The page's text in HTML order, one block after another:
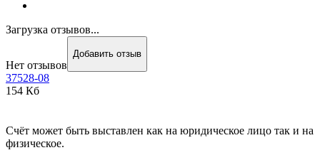
Загрузка отзывов...
Нет отзывов
Добавить отзыв
37528-08
154 Кб
Счёт может быть выставлен как на юридическое лицо так и на
физическое.